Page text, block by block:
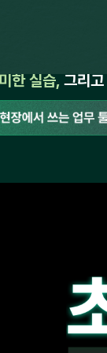
한 실습, 그리고